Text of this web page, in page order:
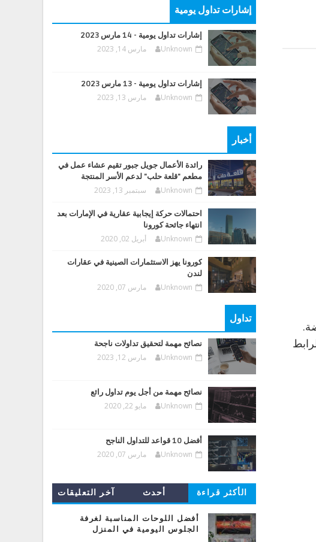
إشارات تداول يومية
إشارات تداول يومية - 14 مارس 2023
Unknown مارس 14, 2023
إشارات تداول يومية - 13 مارس 2023
Unknown مارس 13, 2023
أخبار
رائدة الأعمال جويل جبور تقيم عشاء عمل في
مطعم "قلعة حلب" لدعم الأسر المنتجة
Unknown سبتمبر 13, 2023
احتمالات حركة إيجابية عقارية في الإمارات بعد
انتهاء جائحة كورونا
Unknown أبريل 02, 2020
كورونا يهز الاستثمارات الصينية في عقارات
لندن
Unknown مارس 07, 2020
تداول
نصائح مهمة لتحقيق تداولات ناجحة
Unknown مارس 12, 2023
نصائح مهمة من أجل يوم تداول رائع
Unknown مايو 22, 2020
أفضل 10 قواعد للتداول الناجح
Unknown مارس 07, 2020
الأكثر قراءة
أحدث
آخر التعليقات
أفضل اللوحات المناسبة لغرفة
الجلوس اليومية في المنزل